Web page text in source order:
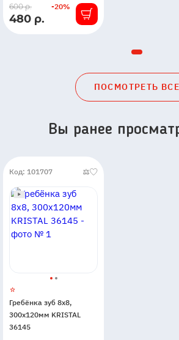
В
наличии
480 р.
-20%
600 р.
ПОСМОТРЕТЬ ВСЕ
Вы ранее
Код: 101707
Гребёнка зуб 8х8,
300х120мм KRISTAL
36145